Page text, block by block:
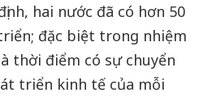
hai nước đã có hơn 50
đặc biệt trong nhiệm
thời điểm có sự chuyển
triển kinh tế của mỗi